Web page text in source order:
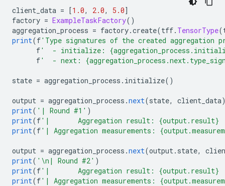
client_data = [1.0, 2.0, 5.0]
factory = ExampleTaskFactory()
aggregation_process = factory.create(tff. TensorType(
print(f'Type signatures of the created aggregation
f'  - initialize:
f'  - next:
state = aggregation_process . initialize()
output = aggregation_process .next(state, client_data
print( '| Round #1' )
print(f'|       Aggregation result: {output.result}
print(f'| Aggregation measurements:
output = aggregation_process .next(output. state,
print( '\n| Round #2' )
print(f'|       Aggregation result: {output.result}
print(f'| Aggregation measurements: